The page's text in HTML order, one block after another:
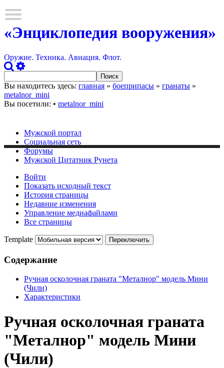
«Энциклопедия вооружения»
Оружие. Техника. Авиация. Флот.
Вы находитесь здесь: главная » боеприпасы » гранаты »
metalnor_mini
Вы посетили: • metalnor_mini
Мужской портал
Социальная сеть
Форумы
Мужской Цитатник Рунета
Войти
Показать исходный текст
История страницы
Недавние изменения
Управление медиафайлами
Все страницы
Template
Содержание
Ручная осколочная граната "Металнор" модель Мини
(Чили)
Характеристики
Ручная осколочная граната
"Металнор" модель Мини
(Чили)